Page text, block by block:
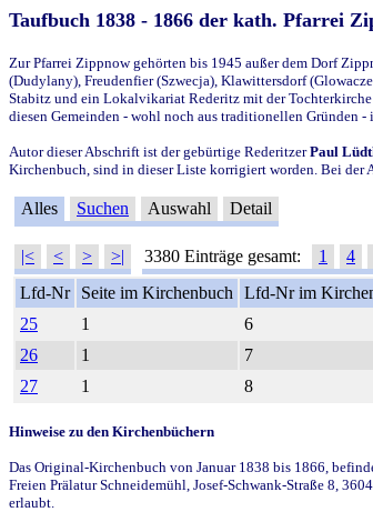
Taufbuch 1838 - 1866 der kath. Pfarrei
Zur Pfarrei Zippnow gehörten bis 1945 außer dem Dorf
(Dudylany), Freudenfier (Szwecja), Klawittersdorf
Stabitz und ein Lokalvikariat Rederitz mit der
diesen Gemeinden - wohl noch aus traditionellen Gründen -
Autor dieser Abschrift ist der gebürtige RederitzerPaul
Kirchenbuch, sind in dieser Liste korrigiert worden. Bei der
Alles Suchen Auswahl Detail
|< < > >| 3380 Einträge gesamt: 1 4
Lfd-Nr
Seite im Kirchenbuch Lfd-Nr im
25
1 6
26
1 7
27
1 8
Hinweise zu den Kirchenbüchern
Das Original-Kirchenbuch von Januar 1838 bis 1866,
Freien Prälatur Schneidemühl, Josef-Schwank-Straße 8,
erlaubt.